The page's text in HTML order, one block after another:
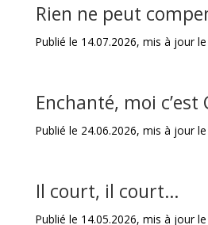
Rien ne peut
Publié le 14.07.2026, mis à jour
Enchanté, moi c’est
Publié le 24.06.2026, mis à jour
Il court, il court…
Publié le 14.05.2026, mis à jour